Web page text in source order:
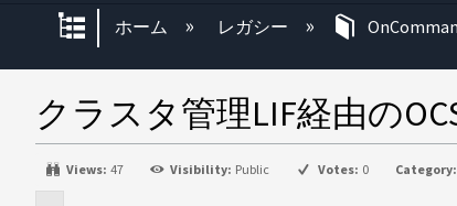
グローバル階層を展開/折り
ホーム レガシー
クラスタ管理LIF経由の
Views: 47 Visibility: Public Votes: 0 Category: